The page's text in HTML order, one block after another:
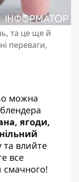
та це ще й
переваги,
можна
ягоди,
та влийте
все
смачного!